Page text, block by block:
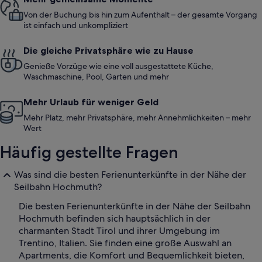
Von der Buchung bis hin zum Aufenthalt – der gesamte Vorgang
ist einfach und unkompliziert
Die gleiche Privatsphäre wie zu Hause
Genieße Vorzüge wie eine voll ausgestattete Küche,
Waschmaschine, Pool, Garten und mehr
Mehr Urlaub für weniger Geld
Mehr Platz, mehr Privatsphäre, mehr Annehmlichkeiten – mehr
Wert
Häufig gestellte Fragen
Was sind die besten Ferienunterkünfte in der Nähe der
Seilbahn Hochmuth?
Die besten Ferienunterkünfte in der Nähe der Seilbahn
Hochmuth befinden sich hauptsächlich in der
charmanten Stadt Tirol und ihrer Umgebung im
Trentino, Italien. Sie finden eine große Auswahl an
Apartments, die Komfort und Bequemlichkeit bieten,